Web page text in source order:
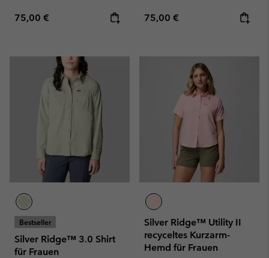
Regular price:
75,00 € Regular price:
75,00 €
Bestseller
Silver Ridge™ 3.0 Shirt
für Frauen
Silver Ridge™ Utility II
recyceltes Kurzarm-
Hemd für Frauen